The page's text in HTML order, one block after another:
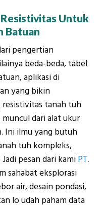
Untuk
Batuan
pengertian
beda-beda, tabel
aplikasi di
yang bikin
tanah tuh
muncul dari alat ukur
Ini ilmu yang butuh
tuh kompleks,
pesan dari kami PT.
sahabat eksplorasi
air, desain pondasi,
lo udah paham data